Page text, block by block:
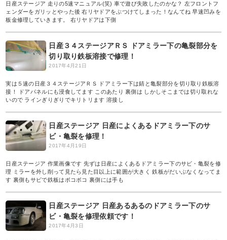
日産ステージア 走りの5速マニュアル(笑) 車で遊び失敗したのかな？ 左フロントフ
ェンダーをガリッとやった後 右リヤドアをぶつけてしまった！なんてね 早速凹みを
板金修理していきます。 右リヤドアは下側
日産３４ステージアＲＳ ドアミラー下の亀裂部分を
切り取り鉄板溶接で修理！
2017年4月21日
実は５速の日産３４ステージアＲＳ ドアミラー下は錆と亀裂部分を切り取り鉄板溶
接！ ドアパネルにも浸食してます このあたり 裏側は しかしそこまでは切り取れな
いので ラインぎりぎりでキリトリます 溶接し
日産ステージア 日産によくあるドアミラー下のサ
ビ・亀裂を修理！
2017年4月19日
日産ステージア 作業画像です 先ずは日産によくあるドアミラー下のサビ・亀裂を修
理 ミラーを外し削って見たら見た目以上に範囲が大きく 鉄板がだいぶなくなってま
す 裏側もサビで鉄板はボコボコ 裏側には手も
日産ステージア 日産あるあるのドアミラー下のサ
ビ・亀裂を修理依頼です！
2017年4月3日